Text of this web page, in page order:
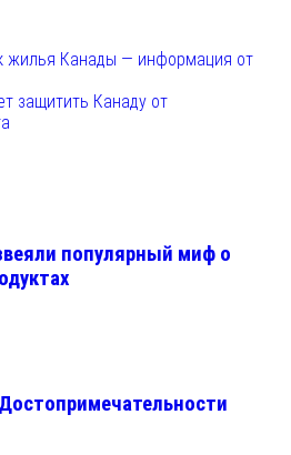
жилья Канады — информация от
защитить Канаду от
популярный миф о